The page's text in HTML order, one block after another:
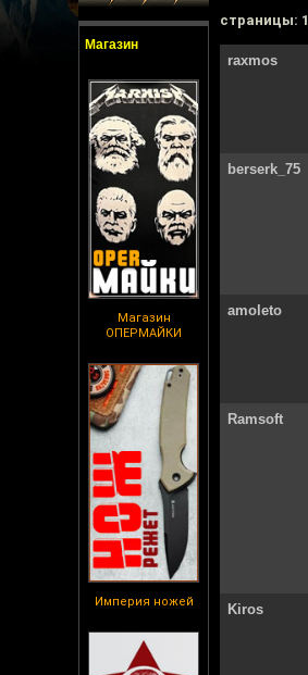
Магазин
Магазин
ОПЕРМАЙКИ
Империя ножей
cтраницы:
raxmos
berserk_75
amoleto
Ramsoft
Kiros